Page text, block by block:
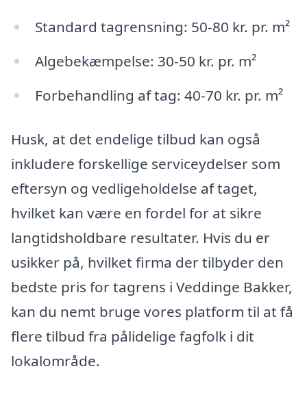
Standard tagrensning: 50-80 kr. pr. m²
Algebekæmpelse: 30-50 kr. pr. m²
Forbehandling af tag: 40-70 kr. pr. m²
Husk, at det endelige tilbud kan også
inkludere forskellige serviceydelser som
eftersyn og vedligeholdelse af taget,
hvilket kan være en fordel for at sikre
langtidsholdbare resultater. Hvis du er
usikker på, hvilket firma der tilbyder den
bedste pris for tagrens i Veddinge Bakker,
kan du nemt bruge vores platform til at få
flere tilbud fra pålidelige fagfolk i dit
lokalområde.